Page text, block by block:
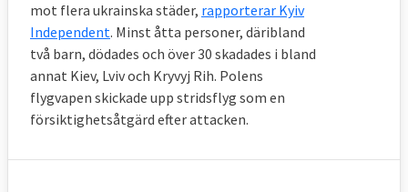
mot flera ukrainska städer, rapporterar Kyiv
Independent. Minst åtta personer, däribland
två barn, dödades och över 30 skadades i bland
annat Kiev, Lviv och Kryvyj Rih. Polens
flygvapen skickade upp stridsflyg som en
försiktighetsåtgärd efter attacken.